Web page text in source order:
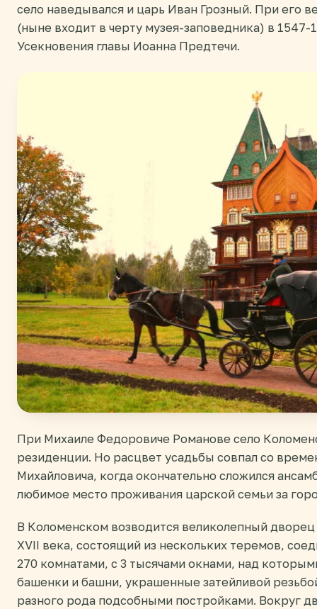
село наведывался и царь Иван Грозный. При его
(ныне входит в черту музея-заповедника) в
Усекновения главы Иоанна Предтечи.
При Михаиле Федоровиче Романове село
резиденции. Но расцвет усадьбы совпал со
Михайловича, когда окончательно сложился
любимое место проживания царской семьи за
В Коломенском возводится великолепный дворец
XVII века, состоящий из нескольких теремов,
270 комнатами, с 3 тысячами окнами, над
башенки и башни, украшенные затейливой
разного рода подсобными постройками. Вокруг